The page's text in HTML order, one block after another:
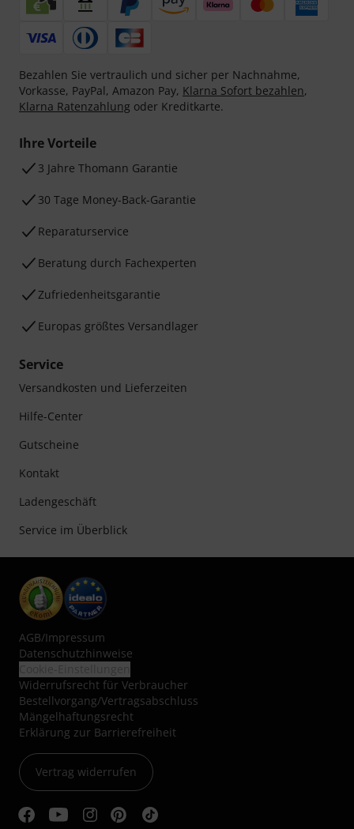
Bezahlen Sie vertraulich und sicher per Nachnahme,
Vorkasse, PayPal, Amazon Pay, Klarna Sofort bezahlen,
Klarna Ratenzahlung oder Kreditkarte.
Ihre Vorteile
3 Jahre Thomann Garantie
30 Tage Money-Back-Garantie
Reparaturservice
Beratung durch Fachexperten
Zufriedenheitsgarantie
Europas größtes Versandlager
Service
Versandkosten und Lieferzeiten
Hilfe-Center
Gutscheine
Kontakt
Ladengeschäft
Service im Überblick
AGB/Impressum
Datenschutzhinweise
Widerrufsrecht für Verbraucher
Bestellvorgang/Vertragsabschluss
Mängelhaftungsrecht
Erklärung zur Barrierefreiheit
Vertrag widerrufen